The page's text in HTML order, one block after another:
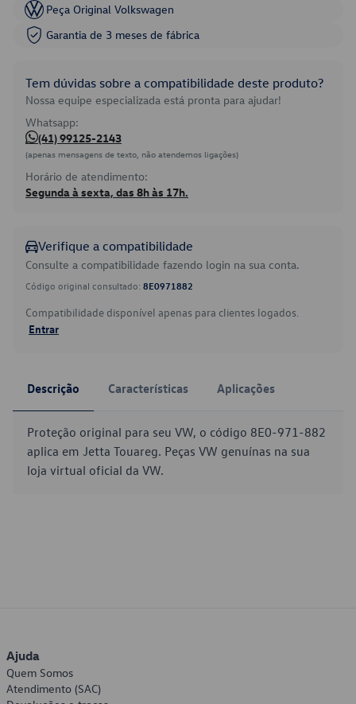
Peça Original Volkswagen
Garantia de 3 meses de fábrica
Tem dúvidas sobre a compatibilidade deste produto?
Nossa equipe especializada está pronta para ajudar!
Whatsapp:
(41) 99125-2143
(apenas mensagens de texto, não atendemos ligações)
Horário de atendimento:
Segunda à sexta, das 8h às 17h.
Verifique a compatibilidade
Consulte a compatibilidade fazendo login na sua conta.
Código original consultado: 8E0971882
Compatibilidade disponível apenas para clientes logados.
Entrar
Descrição Características Aplicações
Proteção original para seu VW, o código 8E0-971-882
aplica em Jetta Touareg. Peças VW genuínas na sua
loja virtual oficial da VW.
Ajuda
Quem Somos
Atendimento (SAC)